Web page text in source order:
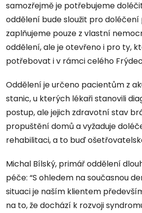
samozřejmě je potřebujeme
oddělení bude sloužit pro
zaplňujeme pouze z vlastní
oddělení, ale je otevřeno i pro ty,
potřebovat i v rámci celého
Oddělení je určeno pacientům z
stanic, u kterých lékaři stanovili
postup, ale jejich zdravotní stav
propuštění domů a vyžaduje
rehabilitaci, a to buď
Michal Bílský, primář oddělení
péče: “S ohledem na současnou
situaci je naším klientem
na to, že dochází k rozvoji